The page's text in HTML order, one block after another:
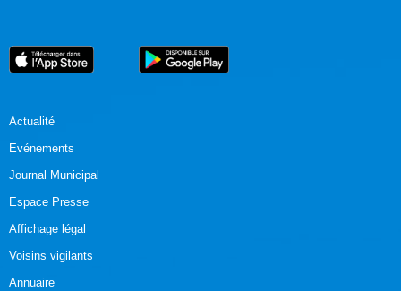
Actualité
Evénements
Journal Municipal
Espace Presse
Affichage légal
Voisins vigilants
Annuaire